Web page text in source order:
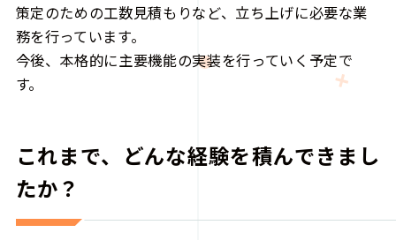
策定のための工数見積もりなど、立ち上げに必要な業
務を行っています。
今後、本格的に主要機能の実装を行っていく予定で
す。
これまで、どんな経験を積んできまし
たか？